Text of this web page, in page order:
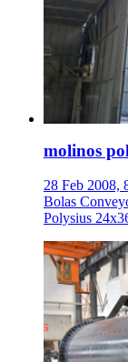
molinos
28 Feb 2008,
Bolas
Polysius